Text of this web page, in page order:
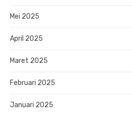
Mei 2025
April 2025
Maret 2025
Februari 2025
Januari 2025